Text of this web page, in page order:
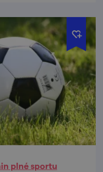
plné sportu